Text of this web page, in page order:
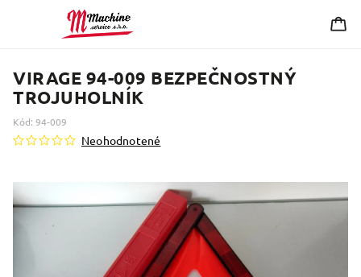
VIRAGE 94-009 BEZPEČNOSTNÝ
TROJUHOLNÍK
Kód: 94-009
Neohodnotené